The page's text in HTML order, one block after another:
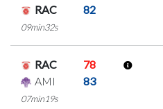
RAC
82
09min32s
RAC
78
AMI
83
07min19s